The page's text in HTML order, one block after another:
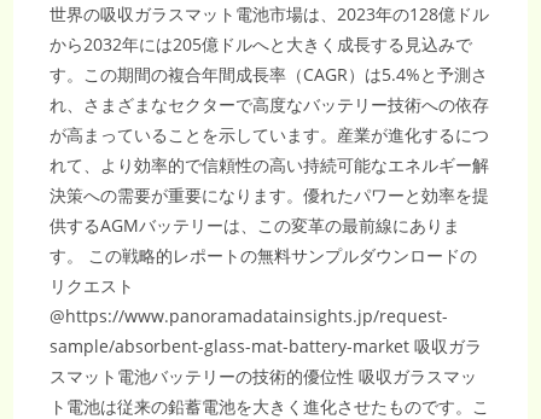
年
平
均
成
長
率
3.81％
|
エ
ネ
ル
ギ
ー/
環
境
の
世界の吸収ガラスマット電池市場は、2023年の128億ドル
から2032年には205億ドルへと大きく成長する見込みで
す。この期間の複合年間成長率（CAGR）は5.4%と予測さ
れ、さまざまなセクターで高度なバッテリー技術への依存
が高まっていることを示しています。産業が進化するにつ
れて、より効率的で信頼性の高い持続可能なエネルギー解
決策への需要が重要になります。優れたパワーと効率を提
供するAGMバッテリーは、この変革の最前線にありま
す。 この戦略的レポートの無料サンプルダウンロードの
リクエスト
@https://www.panoramadatainsights.jp/request-
sample/absorbent-glass-mat-battery-market 吸収ガラ
スマット電池バッテリーの技術的優位性 吸収ガラスマッ
ト電池は従来の鉛蓄電池を大きく進化させたものです。こ